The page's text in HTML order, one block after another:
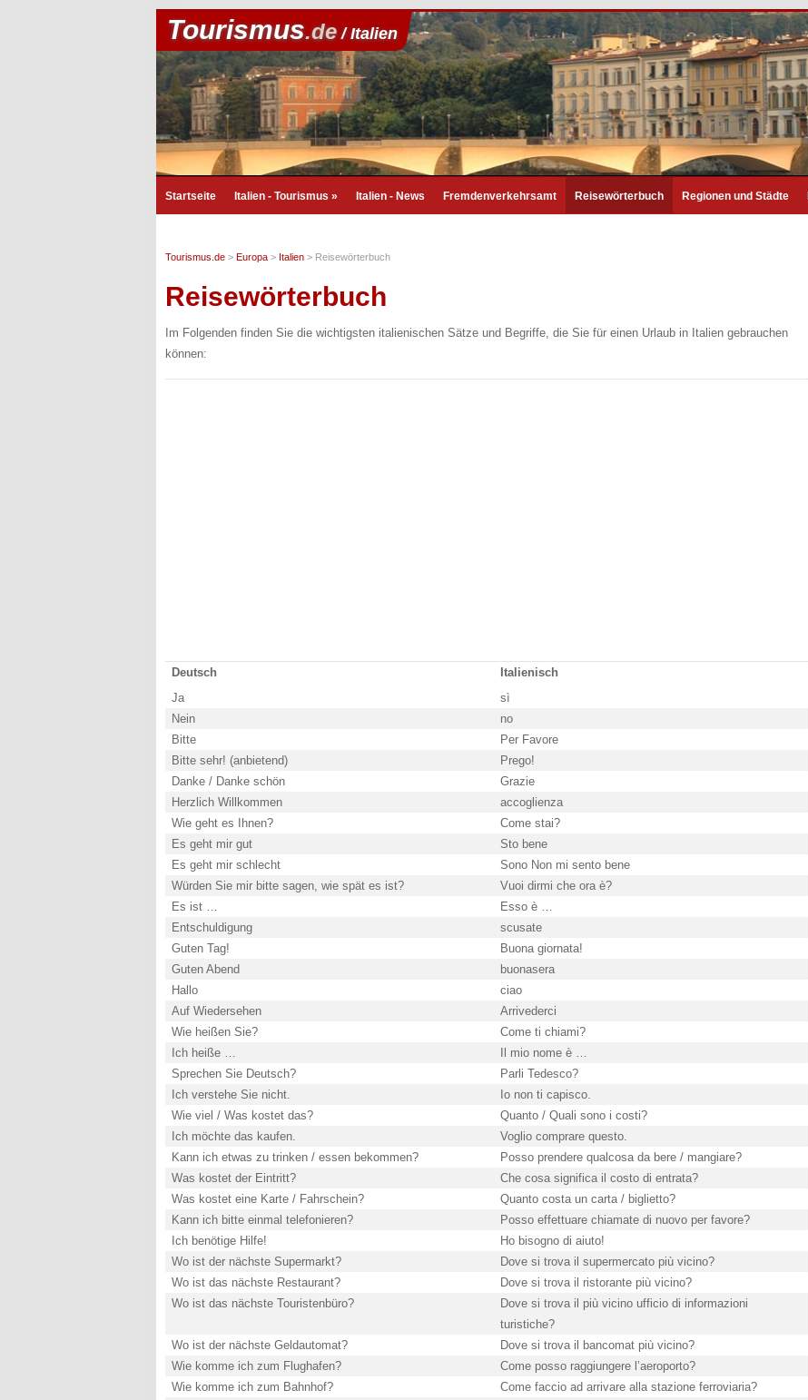
Tourismus.de/ Italien
Startseite Italien - Tourismus » Italien - News Fremdenverkehrsamt Reisewörterbuch Regionen und Städte
Tourismus.de > Europa > Italien > Reisewörterbuch
Reisewörterbuch
Im Folgenden finden Sie die wichtigsten italienischen Sätze und Begriffe, die Sie für einen Urlaub in Italien gebrauchen
können:
Deutsch
Italienisch
Ja
sì
Nein
no
Bitte
Per Favore
Bitte sehr! (anbietend)
Prego!
Danke / Danke schön
Grazie
Herzlich Willkommen
accoglienza
Wie geht es Ihnen?
Come stai?
Es geht mir gut
Sto bene
Es geht mir schlecht
Sono Non mi sento bene
Würden Sie mir bitte sagen, wie spät es ist?
Vuoi dirmi che ora è?
Es ist …
Esso è …
Entschuldigung
scusate
Guten Tag!
Buona giornata!
Guten Abend
buonasera
Hallo
ciao
Auf Wiedersehen
Arrivederci
Wie heißen Sie?
Come ti chiami?
Ich heiße …
Il mio nome è …
Sprechen Sie Deutsch?
Parli Tedesco?
Ich verstehe Sie nicht.
Io non ti capisco.
Wie viel / Was kostet das?
Quanto / Quali sono i costi?
Ich möchte das kaufen.
Voglio comprare questo.
Kann ich etwas zu trinken / essen bekommen?
Posso prendere qualcosa da bere / mangiare?
Was kostet der Eintritt?
Che cosa significa il costo di entrata?
Was kostet eine Karte / Fahrschein?
Quanto costa un carta / biglietto?
Kann ich bitte einmal telefonieren?
Posso effettuare chiamate di nuovo per favore?
Ich benötige Hilfe!
Ho bisogno di aiuto!
Wo ist der nächste Supermarkt?
Dove si trova il supermercato più vicino?
Wo ist das nächste Restaurant?
Dove si trova il ristorante più vicino?
Wo ist das nächste Touristenbüro?
Dove si trova il più vicino ufficio di informazioni
turistiche?
Wo ist der nächste Geldautomat?
Dove si trova il bancomat più vicino?
Wie komme ich zum Flughafen?
Come posso raggiungere l’aeroporto?
Wie komme ich zum Bahnhof?
Come faccio ad arrivare alla stazione ferroviaria?